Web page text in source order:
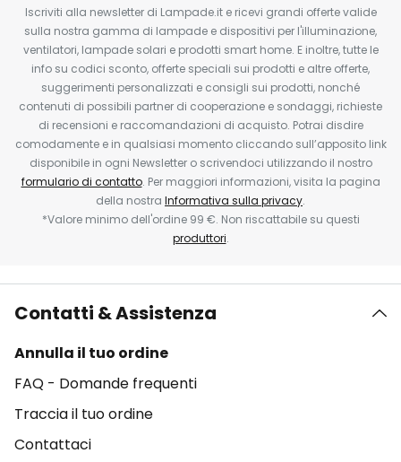
Iscriviti alla newsletter di Lampade.it e ricevi grandi offerte valide
sulla nostra gamma di lampade e dispositivi per l'illuminazione,
ventilatori, lampade solari e prodotti smart home. E inoltre, tutte le
info su codici sconto, offerte speciali sui prodotti e altre offerte,
suggerimenti personalizzati e consigli sui prodotti, nonché
contenuti di possibili partner di cooperazione e sondaggi, richieste
di recensioni e raccomandazioni di acquisto. Potrai disdire
comodamente e in qualsiasi momento cliccando sull’apposito link
disponibile in ogni Newsletter o scrivendoci utilizzando il nostro
formulario di contatto. Per maggiori informazioni, visita la pagina
della nostra Informativa sulla privacy.
*Valore minimo dell'ordine 99 €. Non riscattabile su questi
produttori.
Contatti & Assistenza
Annulla il tuo ordine
FAQ - Domande frequenti
Traccia il tuo ordine
Contattaci